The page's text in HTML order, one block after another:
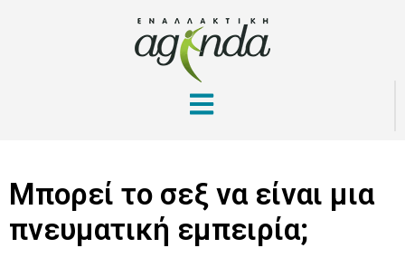
Μπορεί το σεξ να είναι μια
πνευματική εμπειρία;